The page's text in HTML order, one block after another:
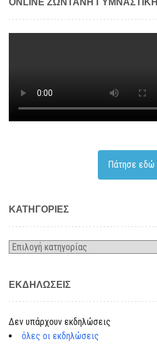
ONLINE ΖΩΝΤΑΝΗ ΓΥΜΝΑΣΤΙΚΗ
Πάτησε εδώ
KΑΤΗΓΟΡΊΕΣ
Kατηγορίες
ΕΚΔΗΛΏΣΕΙΣ
Δεν υπάρχουν εκδηλώσεις
όλες οι εκδηλώσεις